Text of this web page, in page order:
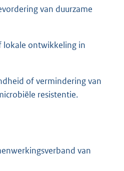
van duurzame
lokale ontwikkeling in
of vermindering van
resistentie.
van